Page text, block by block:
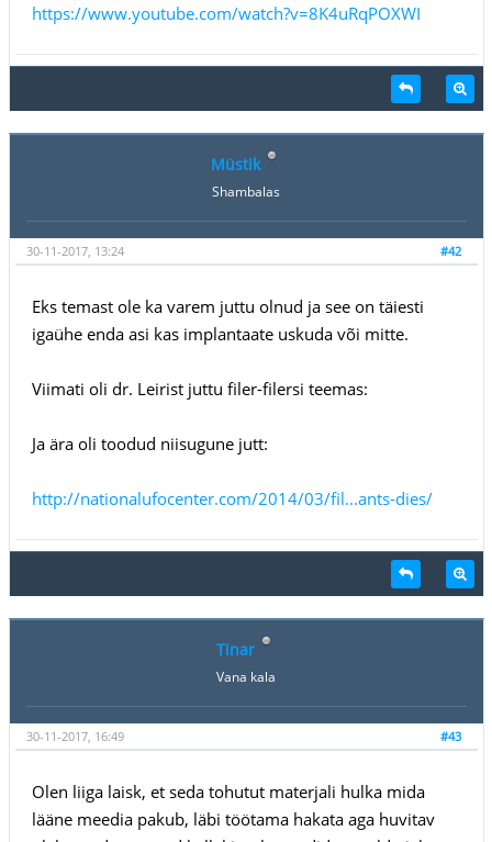
https://www.youtube.com/watch?v=8K4uRqPOXWI
Müstik
Shambalas
#42
30-11-2017, 13:24
Eks temast ole ka varem juttu olnud ja see on täiesti
igaühe enda asi kas implantaate uskuda või mitte.
Viimati oli dr. Leirist juttu filer-filersi teemas:
Ja ära oli toodud niisugune jutt:
http://nationalufocenter.com/2014/03/fil...ants-dies/
Tinar
Vana kala
#43
30-11-2017, 16:49
Olen liiga laisk, et seda tohutut materjali hulka mida
lääne meedia pakub, läbi töötama hakata aga huvitav